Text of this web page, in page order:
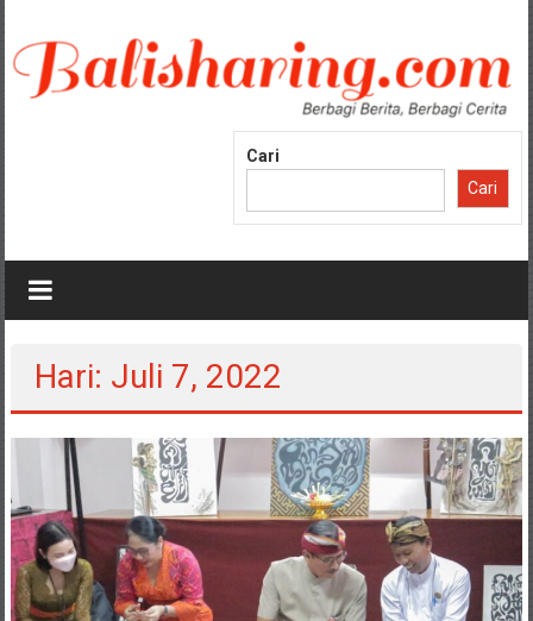
konten
Cari
Cari
Hari: Juli 7, 2022